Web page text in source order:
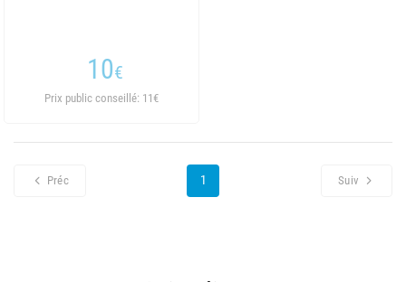
10€
Prix public conseillé: 11€
Préc 1 Suiv